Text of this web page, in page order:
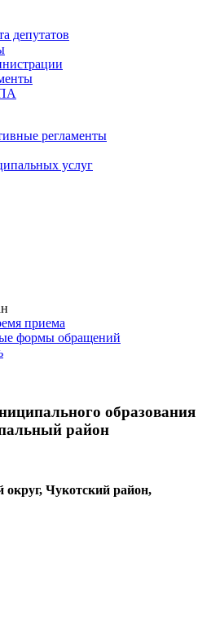
депутатов
регламенты
услуг
приема
формы обращений
образования
район
Чукотский район,